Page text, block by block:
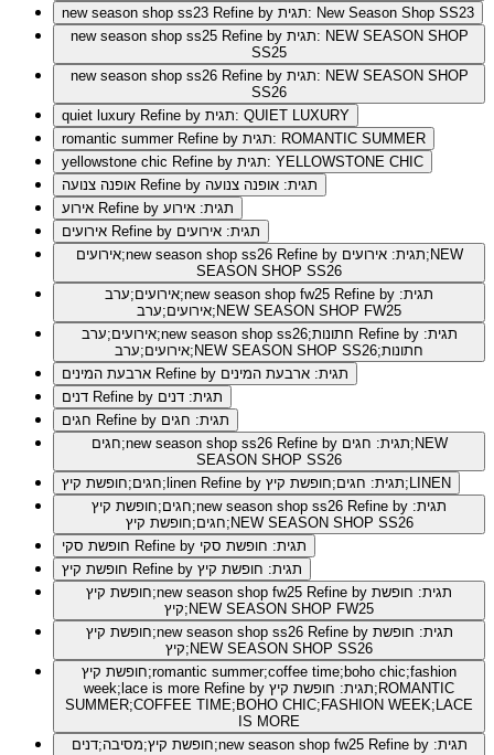
new season shop ss23
Refine by תגית: New Season Shop SS23
new season shop ss25 Refine by תגית: NEW SEASON SHOP
SS25
new season shop ss26 Refine by תגית: NEW SEASON SHOP
SS26
quiet luxury
Refine by תגית: QUIET LUXURY
romantic summer
Refine by תגית: ROMANTIC SUMMER
yellowstone chic
Refine by תגית: YELLOWSTONE CHIC
Refine by תגית: אופנה צנועה
Refine by תגית: אירוע
Refine by תגית: אירועים
אירועים;new season shop ss26 Refine by תגית: אירועים;NEW
SEASON SHOP SS26
אירועים;ערב;new season shop fw25 Refine by תגית:
אירועים;ערב;NEW SEASON SHOP FW25
Refine by תגית:
אירועים;ערב;NEW SEASON SHOP SS26;חתונות
Refine by תגית: ארבעת המינים
Refine by תגית: דנים
Refine by תגית: חגים
חגים;new season shop ss26 Refine by תגית: חגים;NEW
SEASON SHOP SS26
חגים;חופשת קיץ;linen
Refine by תגית: חגים;חופשת קיץ;LINEN
חגים;חופשת קיץ;new season shop ss26 Refine by תגית:
חגים;חופשת קיץ;NEW SEASON SHOP SS26
Refine by תגית: חופשת סקי
Refine by תגית: חופשת קיץ
חופשת קיץ;new season shop fw25 Refine by תגית: חופשת
קיץ;NEW SEASON SHOP FW25
חופשת קיץ;new season shop ss26 Refine by תגית: חופשת
קיץ;NEW SEASON SHOP SS26
חופשת קיץ;romantic summer;coffee time;boho chic;fashion
week;lace is more Refine by תגית: חופשת קיץ;ROMANTIC
SUMMER;COFFEE TIME;BOHO CHIC;FASHION WEEK;LACE
IS MORE
חופשת קיץ;מסיבה;דנים;new season shop fw25 Refine by תגית: